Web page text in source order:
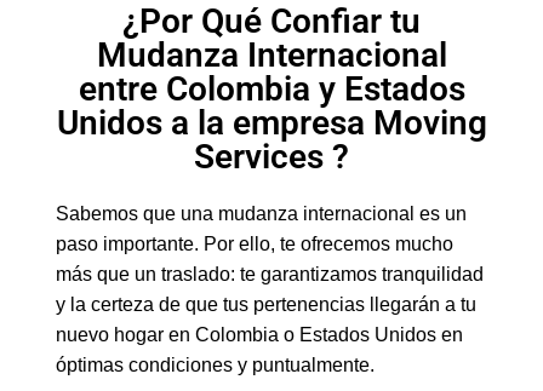
¿Por Qué Confiar tu
Mudanza Internacional
entre Colombia y Estados
Unidos a la empresa Moving
Services ?
Sabemos que una mudanza internacional es un
paso importante. Por ello, te ofrecemos mucho
más que un traslado: te garantizamos tranquilidad
y la certeza de que tus pertenencias llegarán a tu
nuevo hogar en Colombia o Estados Unidos en
óptimas condiciones y puntualmente.